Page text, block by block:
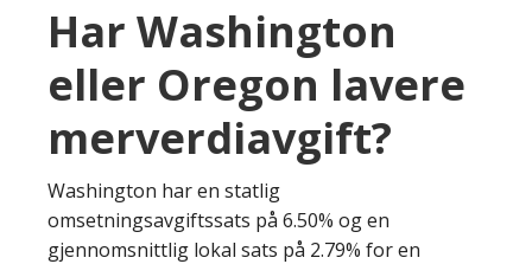
Har Washington
eller Oregon lavere
merverdiavgift?
Washington har en statlig
omsetningsavgiftssats på 6.50% og en
gjennomsnittlig lokal sats på 2.79% for en